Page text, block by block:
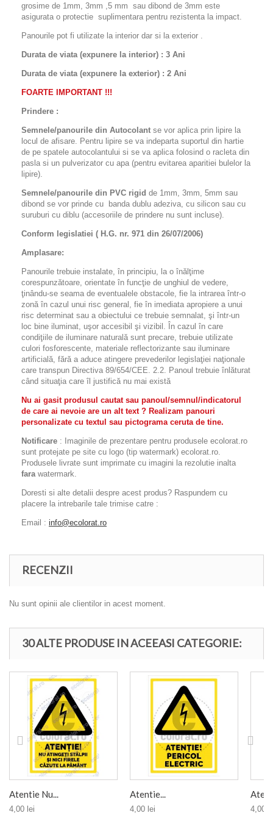
grosime de 1mm, 3mm ,5 mm sau dibond de 3mm este
asigurata o protectie suplimentara pentru rezistenta la impact.
Panourile pot fi utilizate la interior dar si la exterior .
Durata de viata (expunere la interior) : 3 Ani
Durata de viata (expunere la exterior) : 2 Ani
FOARTE IMPORTANT !!!
Prindere :
Semnele/panourile din Autocolant se vor aplica prin lipire la
locul de afisare. Pentru lipire se va indeparta suportul din hartie
de pe spatele autocolantului si se va aplica folosind o racleta din
pasla si un pulverizator cu apa (pentru evitarea aparitiei bulelor la
lipire).
Semnele/panourile din PVC rigid de 1mm, 3mm, 5mm sau
dibond se vor prinde cu banda dublu adeziva, cu silicon sau cu
suruburi cu diblu (accesoriile de prindere nu sunt incluse).
Conform legislatiei ( H.G. nr. 971 din 26/07/2006)
Amplasare:
Panourile trebuie instalate, în principiu, la o înălţime
corespunzătoare, orientate în funcţie de unghiul de vedere,
ţinându-se seama de eventualele obstacole, fie la intrarea într-o
zonă în cazul unui risc general, fie în imediata apropiere a unui
risc determinat sau a obiectului ce trebuie semnalat, şi într-un
loc bine iluminat, uşor accesibil şi vizibil. În cazul în care
condiţiile de iluminare naturală sunt precare, trebuie utilizate
culori fosforescente, materiale reflectorizante sau iluminare
artificială, fără a aduce atingere prevederilor legislaţiei naţionale
care transpun Directiva 89/654/CEE. 2.2. Panoul trebuie înlăturat
când situaţia care îl justifică nu mai există
Nu ai gasit produsul cautat sau panoul/semnul/indicatorul
de care ai nevoie are un alt text ? Realizam panouri
personalizate cu textul sau pictograma ceruta de tine.
Notificare : Imaginile de prezentare pentru produsele ecolorat.ro
sunt protejate pe site cu logo (tip watermark) ecolorat.ro.
Produsele livrate sunt imprimate cu imagini la rezolutie inalta
fara watermark.
Doresti si alte detalii despre acest produs? Raspundem cu
placere la intrebarile tale trimise catre :
Email : info@ecolorat.ro
RECENZII
Nu sunt opinii ale clientilor in acest moment.
30 ALTE PRODUSE IN ACEEASI CATEGORIE:
Atentie Nu...
4,00 lei
Atentie...
4,00 lei 4,00